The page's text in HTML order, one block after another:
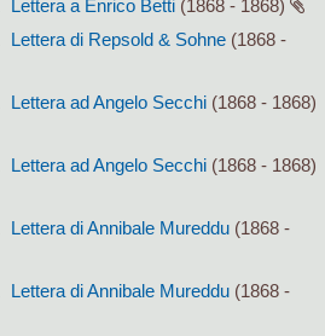
Lettera a Enrico Betti (1868 - 1868)
Lettera di Repsold & Sohne (1868 -
Lettera ad Angelo Secchi (1868 - 1868)
Lettera ad Angelo Secchi (1868 - 1868)
Lettera di Annibale Mureddu (1868 -
Lettera di Annibale Mureddu (1868 -